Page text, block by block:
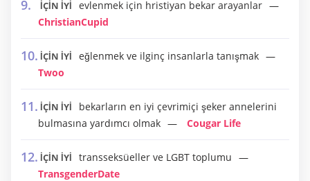
İÇİN İYİ
evlenmek için hristiyan bekar arayanlar
ChristianCupid
İÇİN İYİ
eğlenmek ve ilginç insanlarla tanışmak
Twoo
İÇİN İYİ
bekarların en iyi çevrimiçi şeker annelerini
bulmasına yardımcı olmak
Cougar Life
İÇİN İYİ
transseksüeller ve LGBT toplumu
TransgenderDate